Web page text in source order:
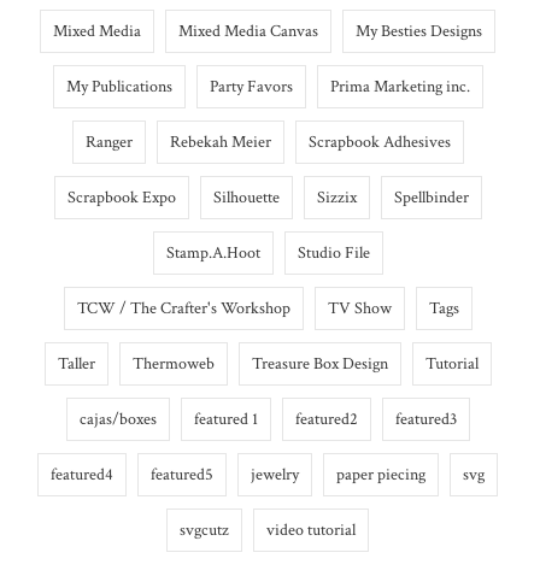
Mixed Media Mixed Media Canvas My Besties Designs
My Publications Party Favors Prima Marketing inc.
Ranger Rebekah Meier Scrapbook Adhesives
Scrapbook Expo Silhouette Sizzix Spellbinder
Stamp.A.Hoot Studio File
TCW / The Crafter's Workshop TV Show Tags
Taller Thermoweb Treasure Box Design Tutorial
cajas/boxes featured 1 featured2 featured3
featured4 featured5 jewelry paper piecing svg
svgcutz video tutorial